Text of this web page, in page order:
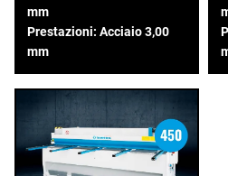
mm
Prestazioni: Acciaio 3,00
mm